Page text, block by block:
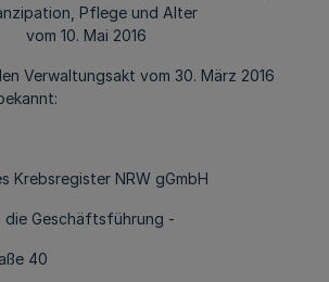
Pflege und Alter
vom 10. Mai 2016
Verwaltungsakt vom 30. März 2016
Krebsregister NRW gGmbH
Geschäftsführung -
40